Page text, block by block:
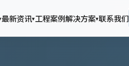
最新资讯▾工程案例解决方案▾联系我们